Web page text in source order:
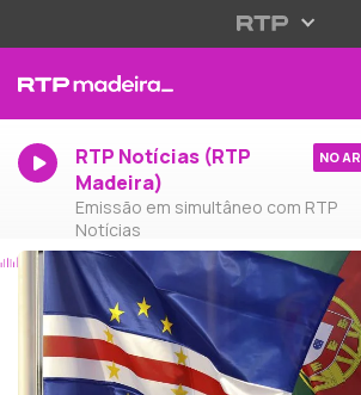
RTP Notícias (RTP
Madeira)
Emissão em simultâneo com RTP
Notícias
NO AR